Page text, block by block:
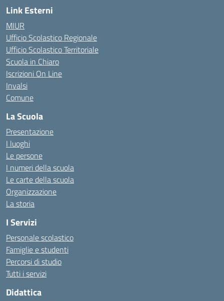
Link Esterni
MIUR
Ufficio Scolastico Regionale
Ufficio Scolastico Territoriale
Scuola in Chiaro
Iscrizioni On Line
Invalsi
Comune
La Scuola
Presentazione
I luoghi
Le persone
I numeri della scuola
Le carte della scuola
Organizzazione
La storia
I Servizi
Personale scolastico
Famiglie e studenti
Percorsi di studio
Tutti i servizi
Didattica